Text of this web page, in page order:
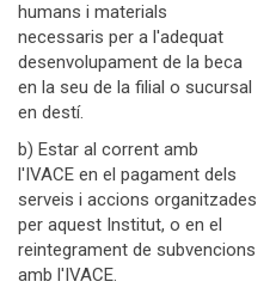
humans i materials
necessaris per a l'adequat
desenvolupament de la beca
en la seu de la filial o sucursal
en destí.
b) Estar al corrent amb
l'IVACE en el pagament dels
serveis i accions organitzades
per aquest Institut, o en el
reintegrament de subvencions
amb l'IVACE.